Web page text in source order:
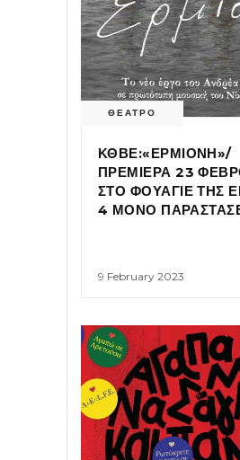
ΘΕΑΤΡΟ
ΚΘΒΕ:«ΕΡΜΙΟΝΗ»/
ΠΡΕΜΙΕΡΑ 23
ΣΤΟ ΦΟΥΑΓΙΕ ΤΗΣ
4 ΜΟΝΟ
9 February 2023